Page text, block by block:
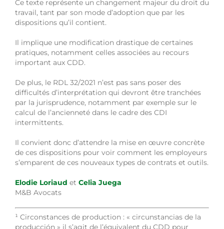
Ce texte représente un changement majeur du droit du
travail, tant par son mode d’adoption que par les
dispositions qu’il contient.
Il implique une modification drastique de certaines
pratiques, notamment celles associées au recours
important aux CDD.
De plus, le RDL 32/2021 n’est pas sans poser des
difficultés d’interprétation qui devront être tranchées
par la jurisprudence, notamment par exemple sur le
calcul de l’ancienneté dans le cadre des CDI
intermittents.
Il convient donc d’attendre la mise en œuvre concrète
de ces dispositions pour voir comment les employeurs
s’emparent de ces nouveaux types de contrats et outils.
Elodie Loriaud et Celia Juega
M&B Avocats
¹ Circonstances de production : « circunstancias de la
producción » il s’agit de l’équivalent du CDD pour